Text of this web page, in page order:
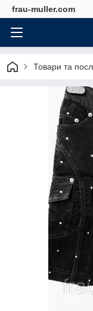
frau-muller.com
Товари та